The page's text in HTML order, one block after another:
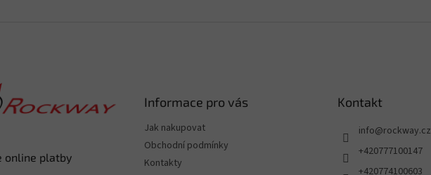
online platby
Informace pro vás
Jak nakupovat
Obchodní podmínky
Kontakty
Kontakt
info@rockway.cz
+420777100147
+420774100603